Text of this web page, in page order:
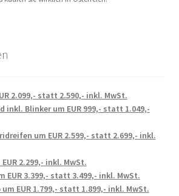
2.099,- statt 2.590,- inkl. MwSt.
inkl. Blinker um EUR 999,- statt 1.049,-
um EUR 2.599,- statt 2.699,- inkl.
2.299,- inkl. MwSt.
EUR 3.399,- statt 3.499,- inkl. MwSt.
um EUR 1.799,- statt 1.899,- inkl. MwSt.